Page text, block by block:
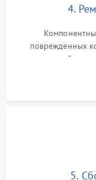
4.
поврежденных
двигателей,
лидара или помпы
5.